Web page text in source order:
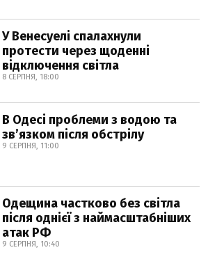
У Венесуелі спалахнули
протести через щоденні
відключення світла
8 СЕРПНЯ, 18:00
В Одесі проблеми з водою та
звʼязком після обстрілу
9 СЕРПНЯ, 11:00
Одещина частково без світла
після однієї з наймасштабніших
атак РФ
9 СЕРПНЯ, 10:40